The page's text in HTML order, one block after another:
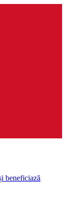
beneficiază